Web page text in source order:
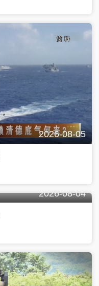
2026-08-05
2026-08-04